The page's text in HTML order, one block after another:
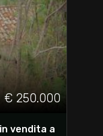
€ 250.000
vendita a